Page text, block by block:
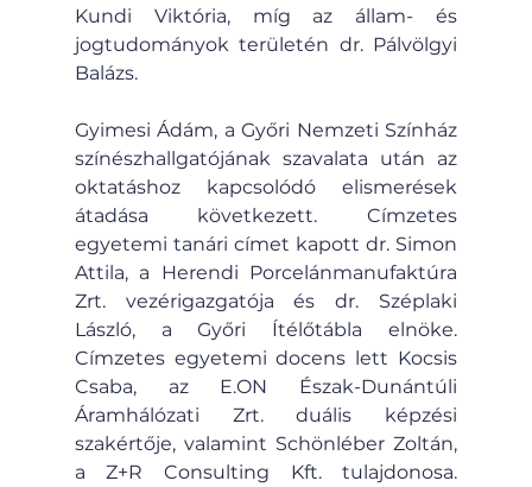
Kundi Viktória, míg az állam- és
jogtudományok területén dr. Pálvölgyi
Balázs.
Gyimesi Ádám, a Győri Nemzeti Színház
színészhallgatójának szavalata után az
oktatáshoz kapcsolódó elismerések
átadása következett. Címzetes
egyetemi tanári címet kapott dr. Simon
Attila, a Herendi Porcelánmanufaktúra
Zrt. vezérigazgatója és dr. Széplaki
László, a Győri Ítélőtábla elnöke.
Címzetes egyetemi docens lett Kocsis
Csaba, az E.ON Észak-Dunántúli
Áramhálózati Zrt. duális képzési
szakértője, valamint Schönléber Zoltán,
a Z+R Consulting Kft. tulajdonosa.